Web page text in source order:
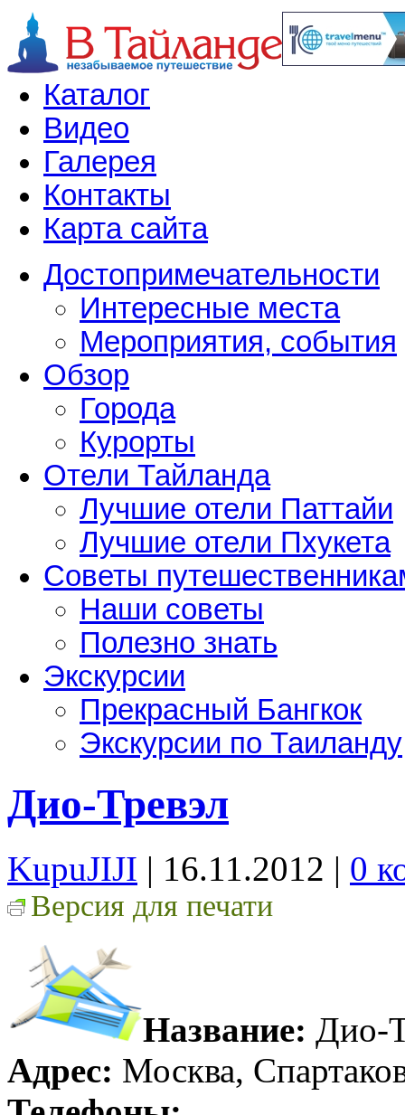
Каталог
Видео
Галерея
Контакты
Карта сайта
Достопримечательности
Интересные места
Мероприятия, события
Обзор
Города
Курорты
Отели Тайланда
Лучшие отели Паттайи
Лучшие отели Пхукета
Советы
Наши советы
Полезно знать
Экскурсии
Прекрасный Бангкок
Экскурсии по Таиланду
Дио-Тревэл
KupuJIJI | 16.11.2012 | 0
Версия для печати
Название: Дио-
Адрес: Москва,